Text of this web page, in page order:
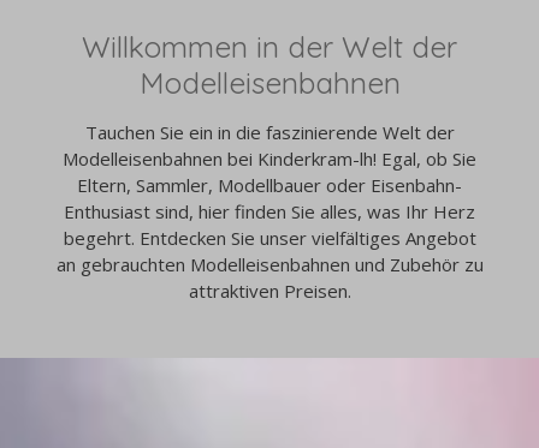
Willkommen in der Welt der
Modelleisenbahnen
Tauchen Sie ein in die faszinierende Welt der
Modelleisenbahnen bei Kinderkram-lh! Egal, ob Sie
Eltern, Sammler, Modellbauer oder Eisenbahn-
Enthusiast sind, hier finden Sie alles, was Ihr Herz
begehrt. Entdecken Sie unser vielfältiges Angebot
an gebrauchten Modelleisenbahnen und Zubehör zu
attraktiven Preisen.